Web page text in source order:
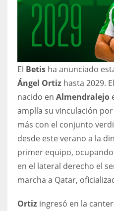
34
MIN
6
NE
16
OAK
El Betis ha anunciado
Ángel Ortiz hasta 2029.
nacido en Almendralejo
amplía su vinculación
más con el conjunto
desde este verano a la
primer equipo,
en el lateral derecho el
marcha a Qatar,
Ortiz ingresó en la